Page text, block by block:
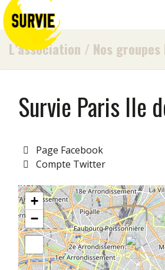
L’association / Nos
Survie Paris Ile
Page Facebook
Compte Twitter
+
−